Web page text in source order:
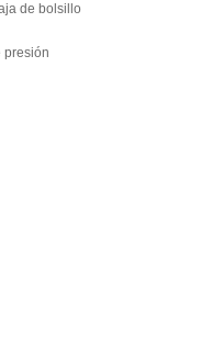
de bolsillo
presión